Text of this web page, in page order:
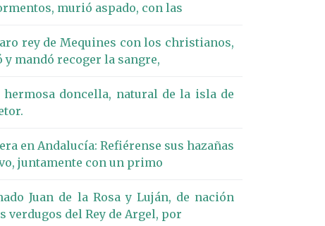
murió aspado, con las
rey de Mequines con los christianos,
y mandó recoger la sangre,
doncella, natural de la isla de
en Andalucía: Refiérense sus hazañas
juntamente con un primo
Juan de la Rosa y Luján, de nación
del Rey de Argel, por